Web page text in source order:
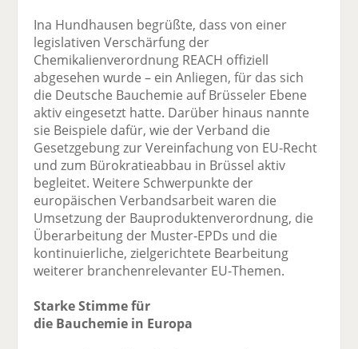
Ina Hundhausen begrüßte, dass von einer
legislativen Verschärfung der
Chemikalienverordnung REACH offiziell
abgesehen wurde – ein Anliegen, für das sich
die Deutsche Bauchemie auf Brüsseler Ebene
aktiv eingesetzt hatte. Darüber hinaus nannte
sie Beispiele dafür, wie der Verband die
Gesetzgebung zur Vereinfachung von EU-Recht
und zum Bürokratieabbau in Brüssel aktiv
begleitet. Weitere Schwerpunkte der
europäischen Verbandsarbeit waren die
Umsetzung der Bauproduktenverordnung, die
Überarbeitung der Muster-EPDs und die
kontinuierliche, zielgerichtete Bearbeitung
weiterer branchenrelevanter EU-Themen.
Starke Stimme für
die Bauchemie in Europa